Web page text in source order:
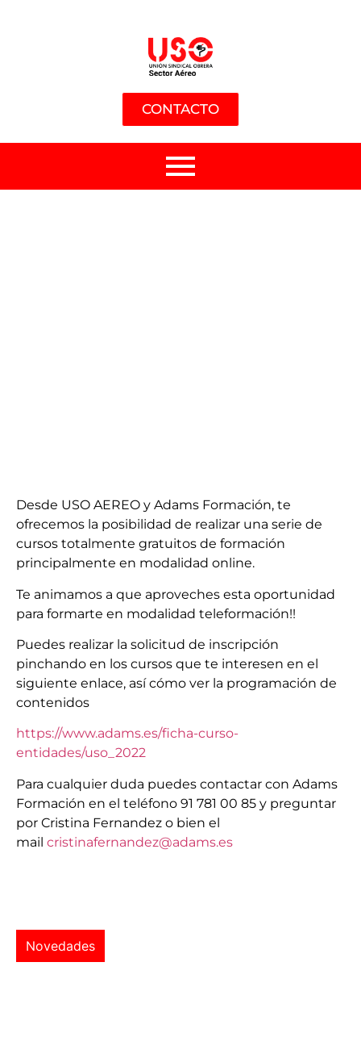
CONTACTO
Desde USO AEREO y Adams Formación, te
ofrecemos la posibilidad de realizar una serie de
cursos totalmente gratuitos de formación
principalmente en modalidad online.
Te animamos a que aproveches esta oportunidad
para formarte en modalidad teleformación!!
Puedes realizar la solicitud de inscripción
pinchando en los cursos que te interesen en el
siguiente enlace, así cómo ver la programación de
contenidos
https://www.adams.es/ficha-curso-
entidades/uso_2022
Para cualquier duda puedes contactar con Adams
Formación en el teléfono 91 781 00 85 y preguntar
por Cristina Fernandez o bien el
mail cristinafernandez@adams.es
Novedades